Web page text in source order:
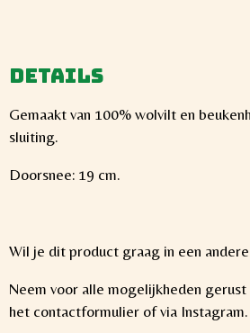
Details
Gemaakt van 100% wolvilt en
sluiting.
Doorsnee: 19 cm.
Wil je dit product graag in een
Neem voor alle mogelijkheden
het contactformulier of via Instagram.